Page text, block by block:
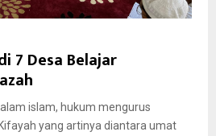
7 Desa Belajar
islam, hukum mengurus
yang artinya diantara umat